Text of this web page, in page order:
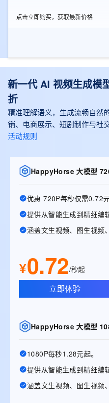
点击立即购买，获取最新价格
新一代 AI 视频生成模
折
精准理解语义，生成流畅自然
销、电商展示、短剧制作与社
活动规则
HappyHorse 大模型
优惠 720P每秒仅需0.72元
提供从智能生成到精细编
¥0.72/秒起
立即体验
HappyHorse 大模型
1080P每秒1.28元起。
提供从智能生成到精细编